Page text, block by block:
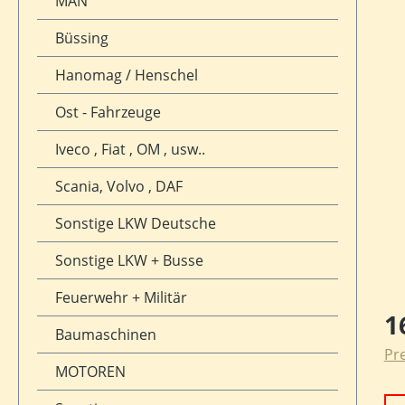
Büssing
Hanomag / Henschel
Ost - Fahrzeuge
Iveco , Fiat , OM , usw..
Scania, Volvo , DAF
Sonstige LKW Deutsche
Sonstige LKW + Busse
Feuerwehr + Militär
Baumaschinen
MOTOREN